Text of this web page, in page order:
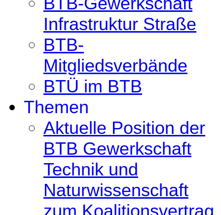
Infrastruktur Straße
BTB-
Mitgliedsverbände
BTÜ im BTB
Themen
Aktuelle Position der
BTB Gewerkschaft
Technik und
Naturwissenschaft